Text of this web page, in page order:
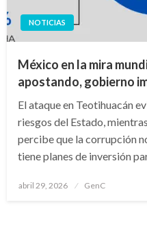
NOTICIAS
México en la mira
apostando, gobierno
El ataque en Teotihuacán
riesgos del Estado,
percibe que la corrupción
tiene planes de inversión
Publicado
abril 29, 2026 GenC